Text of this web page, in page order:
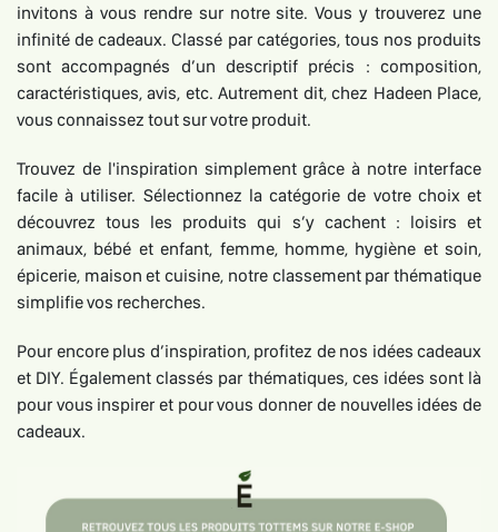
invitons à vous rendre sur notre site. Vous y trouverez une
infinité de cadeaux. Classé par catégories, tous nos produits
sont accompagnés d’un descriptif précis : composition,
caractéristiques, avis, etc. Autrement dit, chez Hadeen Place,
vous connaissez tout sur votre produit.
Trouvez de l'inspiration simplement grâce à notre interface
facile à utiliser. Sélectionnez la catégorie de votre choix et
découvrez tous les produits qui s’y cachent : loisirs et
animaux, bébé et enfant, femme, homme, hygiène et soin,
épicerie, maison et cuisine, notre classement par thématique
simplifie vos recherches.
Pour encore plus d’inspiration, profitez de nos idées cadeaux
et DIY. Également classés par thématiques, ces idées sont là
pour vous inspirer et pour vous donner de nouvelles idées de
cadeaux.